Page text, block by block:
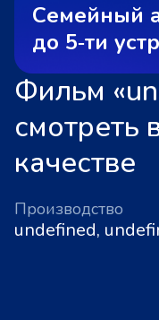
Семейный
до 5‑ти
Фильм
смотреть
качестве
Производство
undefined,